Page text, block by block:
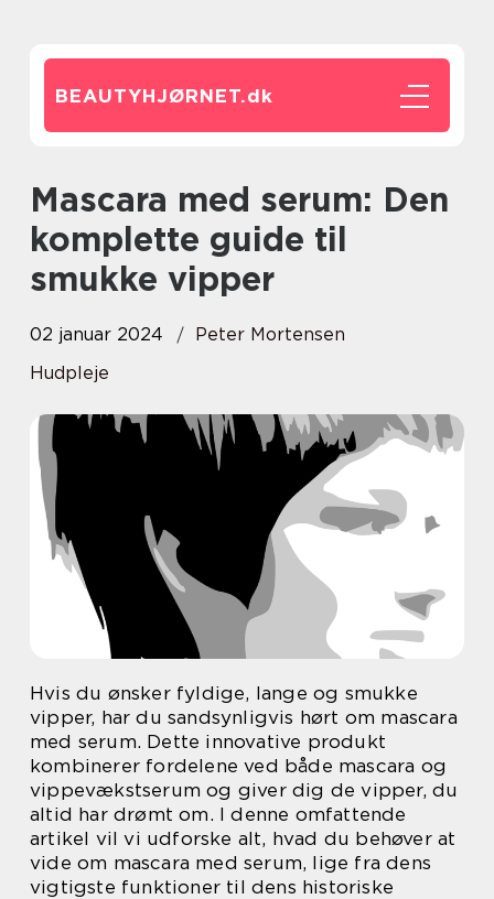
BEAUTYHJØRNET.dk
Mascara med serum: Den
komplette guide til
smukke vipper
02 januar 2024
Peter Mortensen
Hudpleje
Hvis du ønsker fyldige, lange og smukke
vipper, har du sandsynligvis hørt om mascara
med serum. Dette innovative produkt
kombinerer fordelene ved både mascara og
vippevækstserum og giver dig de vipper, du
altid har drømt om. I denne omfattende
artikel vil vi udforske alt, hvad du behøver at
vide om mascara med serum, lige fra dens
vigtigste funktioner til dens historiske